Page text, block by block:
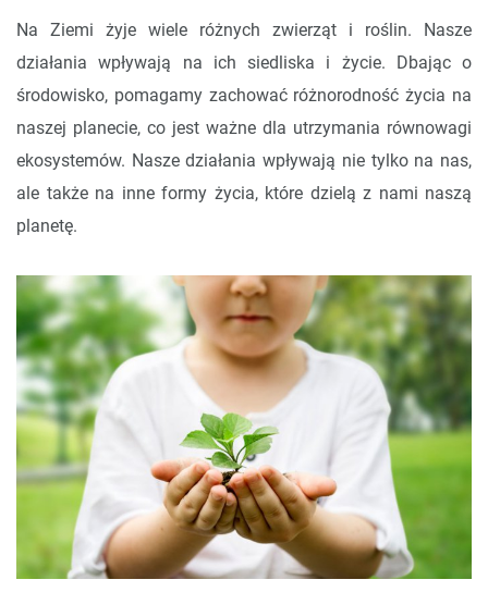
Na Ziemi żyje wiele różnych zwierząt i roślin. Nasze
działania wpływają na ich siedliska i życie. Dbając o
środowisko, pomagamy zachować różnorodność życia na
naszej planecie, co jest ważne dla utrzymania równowagi
ekosystemów. Nasze działania wpływają nie tylko na nas,
ale także na inne formy życia, które dzielą z nami naszą
planetę.